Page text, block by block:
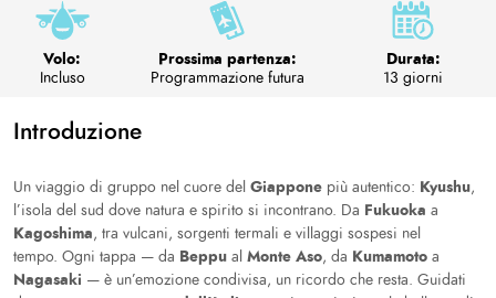
Volo:
Incluso
Prossima partenza:
Programmazione futura
Durata:
13 giorni
Introduzione
Un viaggio di gruppo nel cuore del Giappone più autentico: Kyushu,
l’isola del sud dove natura e spirito si incontrano. Da Fukuoka a
Kagoshima, tra vulcani, sorgenti termali e villaggi sospesi nel
tempo. Ogni tappa — da Beppu al Monte Aso, da Kumamoto a
Nagasaki — è un’emozione condivisa, un ricordo che resta. Guidati